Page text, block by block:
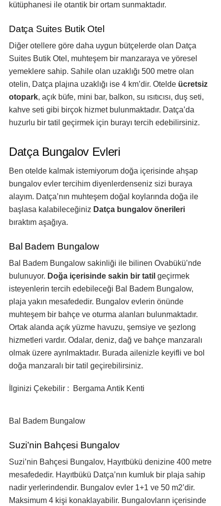
kütüphanesi ile otantik bir ortam sunmaktadır.
Datça Suites Butik Otel
Diğer otellere göre daha uygun bütçelerde olan Datça
Suites Butik Otel, muhteşem bir manzaraya ve yöresel
yemeklere sahip. Sahile olan uzaklığı 500 metre olan
otelin, Datça plajına uzaklığı ise 4 km’dir. Otelde ücretsiz
otopark, açık büfe, mini bar, balkon, su ısıtıcısı, duş seti,
kahve seti gibi birçok hizmet bulunmaktadır. Datça’da
huzurlu bir tatil geçirmek için burayı tercih edebilirsiniz.
Datça Bungalov Evleri
Ben otelde kalmak istemiyorum doğa içerisinde ahşap
bungalov evler tercihim diyenlerdenseniz sizi buraya
alayım. Datça’nın muhteşem doğal koylarında doğa ile
başlasa kalabileceğiniz Datça bungalov önerileri
bıraktım aşağıya.
Bal Badem Bungalow
Bal Badem Bungalow sakinliği ile bilinen Ovabükü’nde
bulunuyor. Doğa içerisinde sakin bir tatil geçirmek
isteyenlerin tercih edebileceği Bal Badem Bungalow,
plaja yakın mesafededir. Bungalov evlerin önünde
muhteşem bir bahçe ve oturma alanları bulunmaktadır.
Ortak alanda açık yüzme havuzu, şemsiye ve şezlong
hizmetleri vardır. Odalar, deniz, dağ ve bahçe manzaralı
olmak üzere ayrılmaktadır. Burada ailenizle keyifli ve bol
doğa manzaralı bir tatil geçirebilirsiniz.
İlginizi Çekebilir : Bergama Antik Kenti
Bal Badem Bungalow
Suzi’nin Bahçesi Bungalov
Suzi’nin Bahçesi Bungalov, Hayıtbükü denizine 400 metre
mesafededir. Hayıtbükü Datça’nın kumluk bir plaja sahip
nadir yerlerindendir. Bungalov evler 1+1 ve 50 m2’dir.
Maksimum 4 kişi konaklayabilir. Bungalovların içerisinde